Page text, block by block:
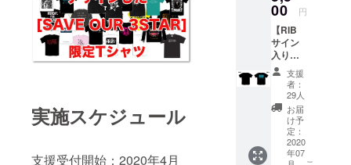
実施スケジュール
支援受付開始：2020年4月
のお届
けにな
ります
(送料込
み)。
ホワイ
ト 支援
時にご
希望の
カラー
タイプ
をお選
びくだ
さい。
・サイ
ズ展開
M / L /
XL /
00 円
【RIB
サイン
入り】
半袖T
シャツ
Design
ed by :
RED in
BLUE
バック
プリン
支援
者：
29人
お届
け予
定：
2020
年07